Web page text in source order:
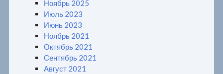
Ноябрь 2025
Июль 2023
Июнь 2023
Ноябрь 2021
Октябрь 2021
Сентябрь 2021
Август 2021